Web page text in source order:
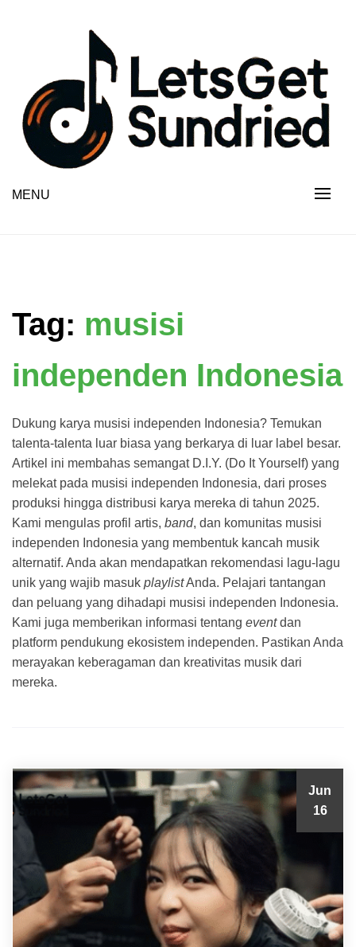
MENU
Tag: musisi
independen Indonesia
Dukung karya musisi independen Indonesia? Temukan
talenta-talenta luar biasa yang berkarya di luar label besar.
Artikel ini membahas semangat D.I.Y. (Do It Yourself) yang
melekat pada musisi independen Indonesia, dari proses
produksi hingga distribusi karya mereka di tahun 2025.
Kami mengulas profil artis, band, dan komunitas musisi
independen Indonesia yang membentuk kancah musik
alternatif. Anda akan mendapatkan rekomendasi lagu-lagu
unik yang wajib masuk playlistAnda. Pelajari tantangan
dan peluang yang dihadapi musisi independen Indonesia.
Kami juga memberikan informasi tentang eventdan
platform pendukung ekosistem independen. Pastikan Anda
merayakan keberagaman dan kreativitas musik dari
mereka.
Jun
16